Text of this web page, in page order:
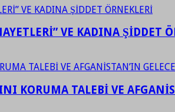
VE KADINA ŞİDDET
KORUMA TALEBİ VE